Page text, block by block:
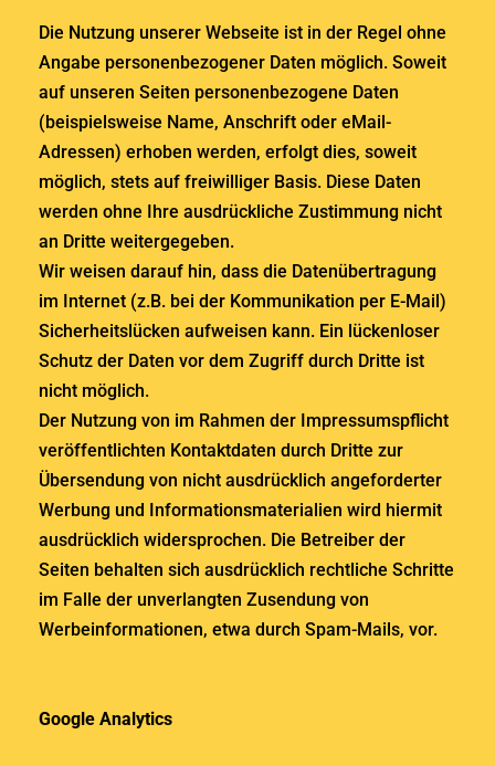
Die Nutzung unserer Webseite ist in der Regel ohne
Angabe personenbezogener Daten möglich. Soweit
auf unseren Seiten personenbezogene Daten
(beispielsweise Name, Anschrift oder eMail-
Adressen) erhoben werden, erfolgt dies, soweit
möglich, stets auf freiwilliger Basis. Diese Daten
werden ohne Ihre ausdrückliche Zustimmung nicht
an Dritte weitergegeben.
Wir weisen darauf hin, dass die Datenübertragung
im Internet (z.B. bei der Kommunikation per E-Mail)
Sicherheitslücken aufweisen kann. Ein lückenloser
Schutz der Daten vor dem Zugriff durch Dritte ist
nicht möglich.
Der Nutzung von im Rahmen der Impressumspflicht
veröffentlichten Kontaktdaten durch Dritte zur
Übersendung von nicht ausdrücklich angeforderter
Werbung und Informationsmaterialien wird hiermit
ausdrücklich widersprochen. Die Betreiber der
Seiten behalten sich ausdrücklich rechtliche Schritte
im Falle der unverlangten Zusendung von
Werbeinformationen, etwa durch Spam-Mails, vor.
Google Analytics